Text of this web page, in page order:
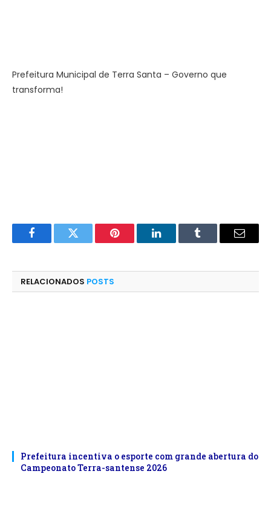
Prefeitura Municipal de Terra Santa – Governo que
transforma!
FacebookTwitter Pinterest LinkedInTumblr
E-
RELACIONADOS POSTS
Prefeitura incentiva o esporte com grande abertura do
Campeonato Terra-santense 2026